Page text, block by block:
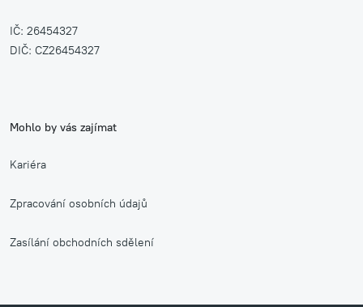
IČ: 26454327
DIČ: CZ26454327
Mohlo by vás zajímat
Kariéra
Zpracování osobních údajů
Zasílání obchodních sdělení